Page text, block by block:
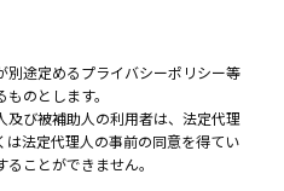
別途定めるプライバシーポリシー等
のとします。
及び被補助人の利用者は、法定代理
法定代理人の事前の同意を得てい
ことができません。